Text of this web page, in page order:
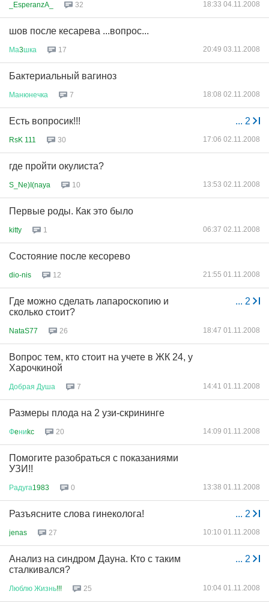
_EsperanzA_ 32 18:33 04.11.2008
шов после кесарева ...вопрос...
Ма3шка 17 20:49 03.11.2008
Бактериальный вагиноз
Манюнечка 7 18:08 02.11.2008
... 2
Есть вопросик!!!
RsK 111 30 17:06 02.11.2008
где пройти окулиста?
S_Ne)I(naya 10 13:53 02.11.2008
Первые роды. Как это было
kitty 1 06:37 02.11.2008
Состояние после кесорево
dio-nis 12 21:55 01.11.2008
... 2
Где можно сделать лапароскопию и
сколько стоит?
NataS77 26 18:47 01.11.2008
Вопрос тем, кто стоит на учете в ЖК 24, у
Харочкиной
Добрая Душа 7 14:41 01.11.2008
Размеры плода на 2 узи-скрининге
Фeниkc 20 14:09 01.11.2008
Помогите разобраться с показаниями
УЗИ!!
Радуга1983 0 13:38 01.11.2008
... 2
Разъясните слова гинеколога!
jenas 27 10:10 01.11.2008
... 2
Анализ на синдром Дауна. Кто с таким
сталкивался?
Люблю Жизнь!!! 25 10:04 01.11.2008